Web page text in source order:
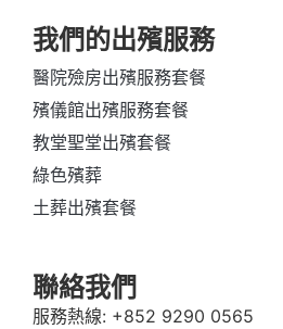
我們的出殯服務
醫院殮房出殯服務套餐
殯儀館出殯服務套餐
教堂聖堂出殯套餐
綠色殯葬
土葬出殯套餐
聯絡我們
服務熱線: +852 9290 0565